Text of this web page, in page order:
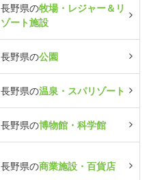
長野県の牧場・レジャー＆リ
ゾート施設
長野県の公園
長野県の温泉・スパリゾート
長野県の博物館・科学館
長野県の商業施設・百貨店